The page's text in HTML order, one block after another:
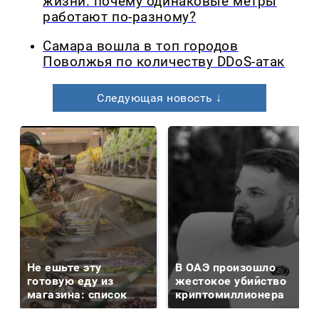
работают по-разному?
Самара вошла в топ городов
Поволжья по количеству DDoS-атак
Следующая новость ↓
Не ешьте эту
готовую еду из
магазина: список
В ОАЭ произошло
жестокое убийство
криптомиллионера